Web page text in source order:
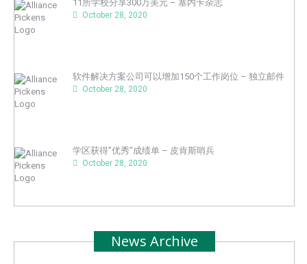
11所学校分享300万美元 – 塞内卡杂志
October 28, 2020
软件解决方案公司可以增加150个工作岗位 – 独立邮件
October 28, 2020
学区获得”优秀”成绩单 – 皮肯斯哨兵
October 28, 2020
News Archive